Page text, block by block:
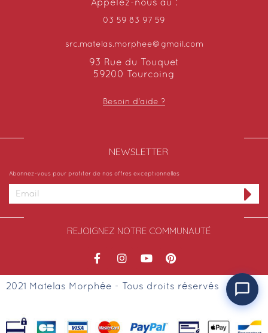
Appelez-nous au :
03 59 83 97 59
src.matelas.morphee@gmail.com
93 Rue du Touquet
59200 Tourcoing
Besoin d'aide ?
NEWSLETTER​
Abonnez-vous pour profiter de nos offres exceptionnelles
REJOIGNEZ NOTRE COMMUNAUTÉ
2021 Matelas Morphée - Tous droits réservés